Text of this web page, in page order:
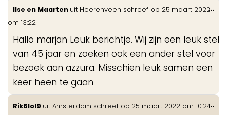
Ilse en Maarten uit Heerenveen schreef op 25 maart 2022
om 13:22
Hallo marjan Leuk berichtje. Wij zijn een leuk stel
van 45 jaar en zoeken ook een ander stel voor
bezoek aan azzura. Misschien leuk samen een
keer heen te gaan
...
Rik6lol9 uit Amsterdam schreef op 25 maart 2022 om 10:24...